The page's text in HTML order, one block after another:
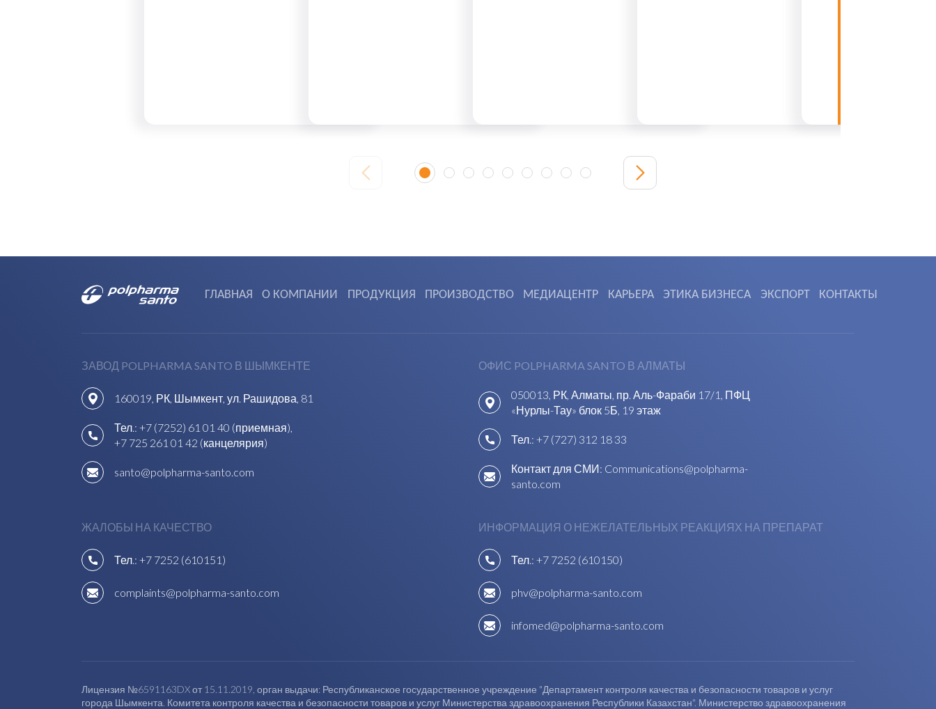
ГЛАВНАЯ О КОМПАНИИ ПРОДУКЦИЯ ПРОИЗВОДСТВО МЕДИАЦЕНТР КАРЬЕРА ЭТИКА БИЗНЕСА ЭКСПОРТ КОНТАКТЫ
ЗАВОД POLPHARMA SANTO В ШЫМКЕНТЕ
160019, РК, Шымкент, ул. Рашидова, 81
Тел.: +7 (7252) 61 01 40 (приемная),
+7 725 261 01 42 (канцелярия)
santo@polpharma-santo.com
ОФИС POLPHARMA SANTO В АЛМАТЫ
050013, РК, Алматы, пр. Аль-Фараби 17/1, ПФЦ
«Нурлы-Тау» блок 5Б, 19 этаж
Тел.: +7 (727) 312 18 33
Контакт для СМИ: Communications@polpharma-
santo.com
ЖАЛОБЫ НА КАЧЕСТВО
Тел.: +7 7252 (610151)
complaints@polpharma-santo.com
ИНФОРМАЦИЯ О НЕЖЕЛАТЕЛЬНЫХ РЕАКЦИЯХ НА ПРЕПАРАТ
Тел.: +7 7252 (610150)
phv@polpharma-santo.com
infomed@polpharma-santo.com
Лицензия №6591163DX от 15.11.2019, орган выдачи: Республиканское государственное учреждение "Департамент контроля качества и безопасности товаров и услуг
города Шымкента. Комитета контроля качества и безопасности товаров и услуг Министерства здравоохранения Республики Казахстан". Министерство здравоохранения